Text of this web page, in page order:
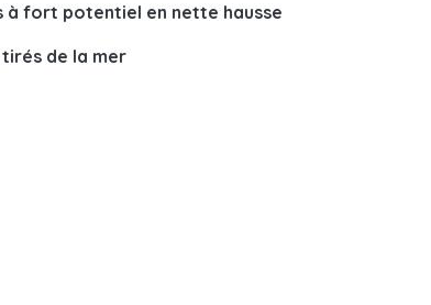
à fort potentiel en nette hausse
de la mer